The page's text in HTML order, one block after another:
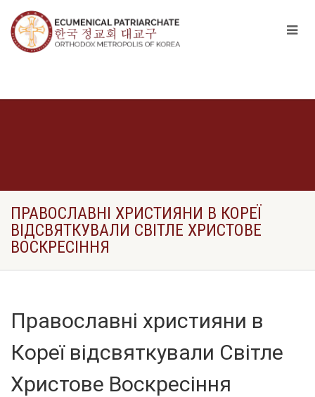
ПРАВОСЛАВНІ ХРИСТИЯНИ В КОРЕЇ
ВІДСВЯТКУВАЛИ СВІТЛЕ ХРИСТОВЕ
ВОСКРЕСІННЯ
Православні християни в
Кореї відсвяткували Світле
Христове Воскресіння